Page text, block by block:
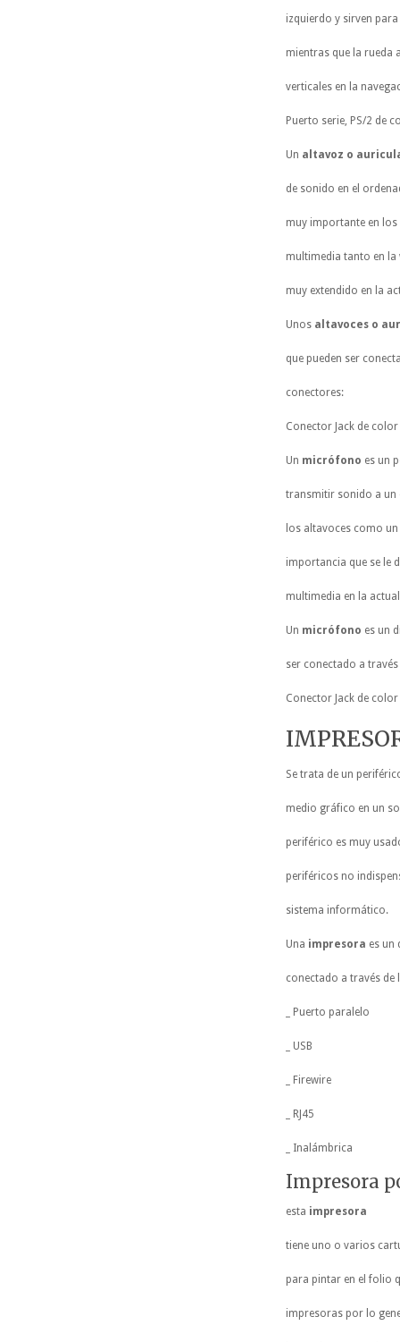
izquierdo y sirven
mientras que la rueda
verticales en la
Puerto serie, PS/2 de
Un altavoz o
de sonido en el
muy importante en
multimedia tanto en la
muy extendido en la
Unos altavoces o
que pueden ser
conectores:
Conector Jack de color
Un micrófono es un
transmitir sonido a un
los altavoces como
importancia que se le
multimedia en la
Un micrófono es un
ser conectado a
Conector Jack de
Se trata de un
medio gráfico en un
periférico es muy
periféricos no
sistema informático.
Una impresora es un
conectado a través de
Puerto paralelo
USB
Firewire
RJ45
Inalámbrica
Impresora
esta impresora
tiene uno o varios
para pintar en el folio
impresoras por lo